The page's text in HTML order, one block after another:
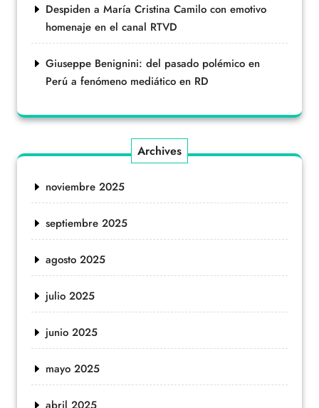
Despiden a María Cristina Camilo con emotivo
homenaje en el canal RTVD
Giuseppe Benignini: del pasado polémico en
Perú a fenómeno mediático en RD
Archives
noviembre 2025
septiembre 2025
agosto 2025
julio 2025
junio 2025
mayo 2025